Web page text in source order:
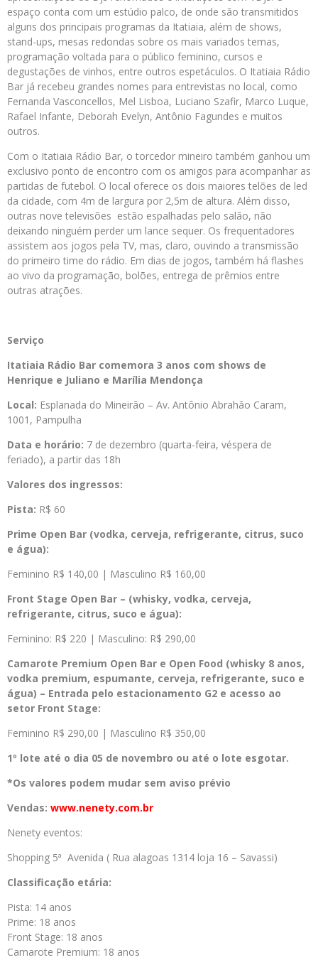
espaço conta com um estúdio palco, de onde são transmitidos
alguns dos principais programas da Itatiaia, além de shows,
stand-ups, mesas redondas sobre os mais variados temas,
programação voltada para o público feminino, cursos e
degustações de vinhos, entre outros espetáculos. O Itatiaia Rádio
Bar já recebeu grandes nomes para entrevistas no local, como
Fernanda Vasconcellos, Mel Lisboa, Luciano Szafir, Marco Luque,
Rafael Infante, Deborah Evelyn, Antônio Fagundes e muitos
outros.
Com o Itatiaia Rádio Bar, o torcedor mineiro também ganhou um
exclusivo ponto de encontro com os amigos para acompanhar as
partidas de futebol. O local oferece os dois maiores telões de led
da cidade, com 4m de largura por 2,5m de altura. Além disso,
outras nove televisões estão espalhadas pelo salão, não
deixando ninguém perder um lance sequer. Os frequentadores
assistem aos jogos pela TV, mas, claro, ouvindo a transmissão
do primeiro time do rádio. Em dias de jogos, também há flashes
ao vivo da programação, bolões, entrega de prêmios entre
outras atrações.
Serviço
Itatiaia Rádio Bar comemora 3 anos com shows de
Henrique e Juliano e Marília Mendonça
Local: Esplanada do Mineirão – Av. Antônio Abrahão Caram,
1001, Pampulha
Data e horário: 7 de dezembro (quarta-feira, véspera de
feriado), a partir das 18h
Valores dos ingressos:
Pista: R$ 60
Prime Open Bar (vodka, cerveja, refrigerante, citrus, suco
e água):
Feminino R$ 140,00 | Masculino R$ 160,00
Front Stage Open Bar – (whisky, vodka, cerveja,
refrigerante, citrus, suco e água):
Feminino: R$ 220 | Masculino: R$ 290,00
Camarote Premium Open Bar e Open Food (whisky 8 anos,
vodka premium, espumante, cerveja, refrigerante, suco e
água) – Entrada pelo estacionamento G2 e acesso ao
setor Front Stage:
Feminino R$ 290,00 | Masculino R$ 350,00
1º lote até o dia 05 de novembro ou até o lote esgotar.
*Os valores podem mudar sem aviso prévio
Vendas: www.nenety.com.br
Nenety eventos:
Shopping 5ª Avenida ( Rua alagoas 1314 loja 16 – Savassi)
Classificação etária:
Pista: 14 anos
Prime: 18 anos
Front Stage: 18 anos
Camarote Premium: 18 anos